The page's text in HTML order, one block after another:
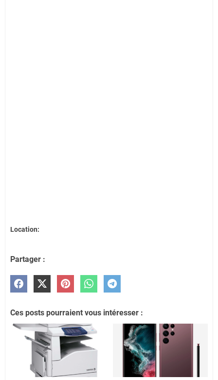
Location:
Partager :
Ces posts pourraient vous intéresser :